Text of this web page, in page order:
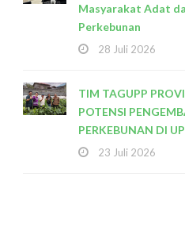
Masyarakat Adat
Perkebunan
28 Juli 2026
TIM TAGUPP
POTENSI
PERKEBUNAN DI
23 Juli 2026